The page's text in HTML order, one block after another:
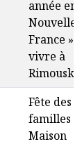
année en
Nouvelle-
France »
vivre à
Rimouski
Fête des
familles
Maison